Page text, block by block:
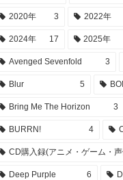
2020年 3 2022年
2024年 17 2025年
Avenged Sevenfold 3
Blur 5
Bring Me The Horizon 3
BURRN! 4
CD購入録(アニメ・ゲーム・
Deep Purple 6